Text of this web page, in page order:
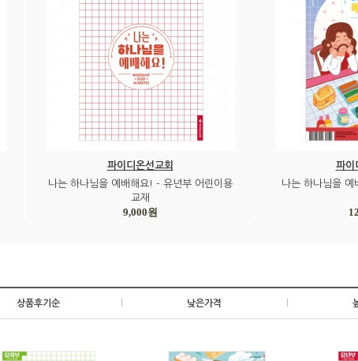
파이디온선교회
나는 하나님을 예배해요! - 유년부 어린이용
교재
9,000원
파이
나는 하나님을
상품후기순 낮은가격